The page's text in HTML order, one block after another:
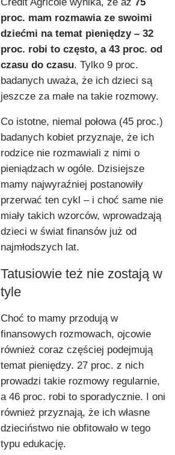
proc. mam rozmawia ze swoimi
dziećmi na temat pieniędzy – 32
proc. robi to często, a 43 proc. od
czasu do czasu. Tylko 9 proc.
badanych uważa, że ich dzieci są
jeszcze za małe na takie rozmowy.
Co istotne, niemal połowa (45 proc.)
badanych kobiet przyznaje, że ich
rodzice nie rozmawiali z nimi o
pieniądzach w ogóle. Dzisiejsze
mamy najwyraźniej postanowiły
przerwać ten cykl – i choć same nie
miały takich wzorców, wprowadzają
dzieci w świat finansów już od
najmłodszych lat.
Tatusiowie też nie zostają w
tyle
Choć to mamy przodują w
finansowych rozmowach, ojcowie
również coraz częściej podejmują
temat pieniędzy. 27 proc. z nich
prowadzi takie rozmowy regularnie,
a 46 proc. robi to sporadycznie. I oni
również przyznają, że ich własne
dzieciństwo nie obfitowało w tego
typu edukację.